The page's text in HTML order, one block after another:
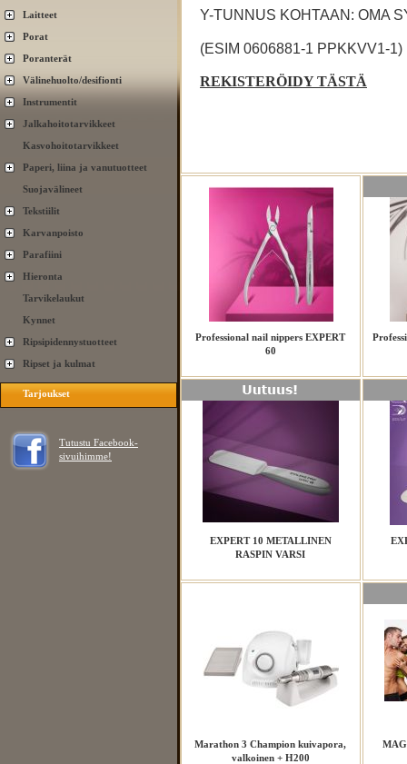
Laitteet
Porat
Poranterät
Välinehuolto/desifionti
Instrumentit
Jalkahoitotarvikkeet
Kasvohoitotarvikkeet
Paperi, liina ja vanutuotteet
Suojavälineet
Tekstiilit
Karvanpoisto
Parafiini
Hieronta
Tarvikelaukut
Kynnet
Ripsipidennystuotteet
Ripset ja kulmat
Tarjoukset
Tutustu Facebook-
sivuihimme!
Y-TUNNUS KOHTAAN: OMA
(ESIM 0606881-1 PPKKVV1-1)
REKISTERÖIDY TÄSTÄ
Professional nail nippers EXPERT
60
EXPERT 10 METALLINEN
RASPIN VARSI
Marathon 3 Champion kuivapora,
valkoinen + H200